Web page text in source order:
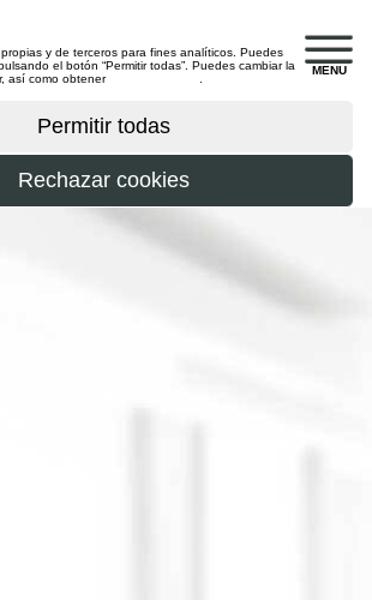
MENU
y de terceros para fines analíticos. Puedes
el botón “Permitir todas”. Puedes cambiar la
así como obtener